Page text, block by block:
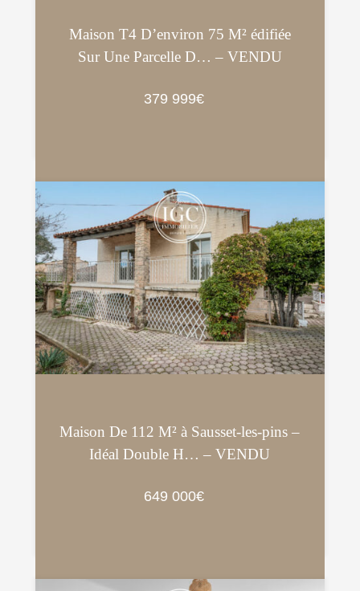
Maison T4 D’environ 75 M² édifiée
Sur Une Parcelle D… – VENDU
379 999€
Maison De 112 M² à Sausset-les-pins –
Idéal Double H… – VENDU
649 000€